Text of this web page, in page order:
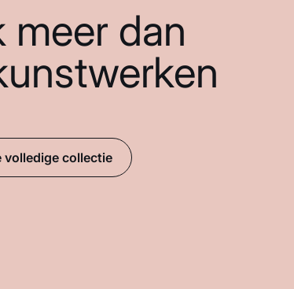
meer dan
volledige collectie